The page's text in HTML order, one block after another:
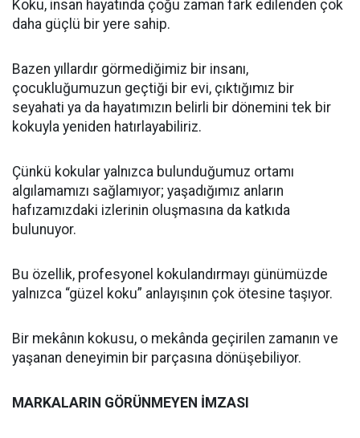
Koku, insan hayatında çoğu zaman fark edilenden çok
daha güçlü bir yere sahip.
Bazen yıllardır görmediğimiz bir insanı,
çocukluğumuzun geçtiği bir evi, çıktığımız bir
seyahati ya da hayatımızın belirli bir dönemini tek bir
kokuyla yeniden hatırlayabiliriz.
Çünkü kokular yalnızca bulunduğumuz ortamı
algılamamızı sağlamıyor; yaşadığımız anların
hafızamızdaki izlerinin oluşmasına da katkıda
bulunuyor.
Bu özellik, profesyonel kokulandırmayı günümüzde
yalnızca “güzel koku” anlayışının çok ötesine taşıyor.
Bir mekânın kokusu, o mekânda geçirilen zamanın ve
yaşanan deneyimin bir parçasına dönüşebiliyor.
MARKALARIN GÖRÜNMEYEN İMZASI